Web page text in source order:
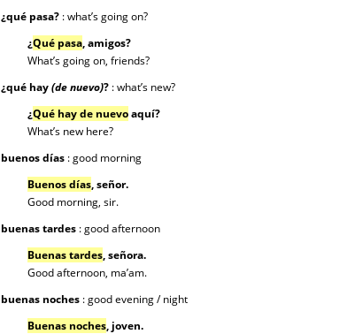
¿qué pasa? : what’s going on?
¿Qué pasa, amigos?
What’s going on, friends?
¿qué hay(de nuevo)? : what’s new?
¿Qué hay de nuevoaquí?
What’s new here?
buenos días : good morning
Buenos días,señor.
Good morning, sir.
buenas tardes : good afternoon
Buenas tardes,señora.
Good afternoon, ma’am.
buenas noches : good evening / night
Buenas noches, joven.